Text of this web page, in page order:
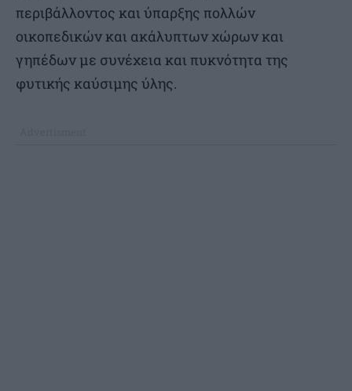
περιβάλλοντος και ύπαρξης πολλών
οικοπεδικών και ακάλυπτων χώρων και
γηπέδων με συνέχεια και πυκνότητα της
φυτικής καύσιμης ύλης.